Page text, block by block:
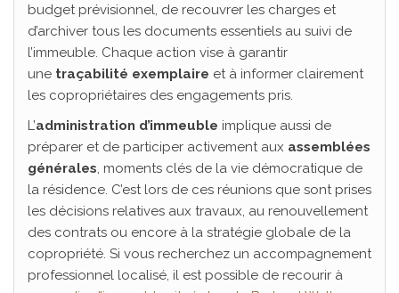
budget prévisionnel, de recouvrer les charges et
d’archiver tous les documents essentiels au suivi de
l’immeuble. Chaque action vise à garantir
une traçabilité exemplaire et à informer clairement
les copropriétaires des engagements pris.
L’administration d’immeuble implique aussi de
préparer et de participer activement aux assemblées
générales, moments clés de la vie démocratique de
la résidence. C’est lors de ces réunions que sont prises
les décisions relatives aux travaux, au renouvellement
des contrats ou encore à la stratégie globale de la
copropriété. Si vous recherchez un accompagnement
professionnel localisé, il est possible de recourir à